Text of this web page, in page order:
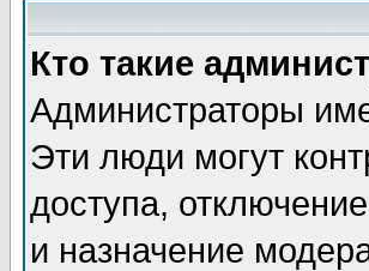
Кто такие
Администраторы
Эти люди могут
доступа,
и назначение